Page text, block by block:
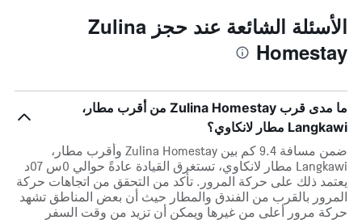
الأسئلة الشائعة عند حجز Zulina
Homestay
ما مدى قرب Zulina Homestay من أقرب مطار،
Langkawi مطار لانكاوي؟
ضمن مسافة 9.4 كم بين Zulina Homestay وأقرب مطار،
Langkawi مطار لانكاوي، تستغرق القيادة عادةً حوالي 0س 07د
يعتمد ذلك على حركة المرور. تأكد من التحقق من اتجاهات حركة
المرور بالقرب من الفندق والمطار حيث أن بعض المناطق تشهد
حركة مرور أعلى من غيرها ويمكن أن تزيد من وقت السفر